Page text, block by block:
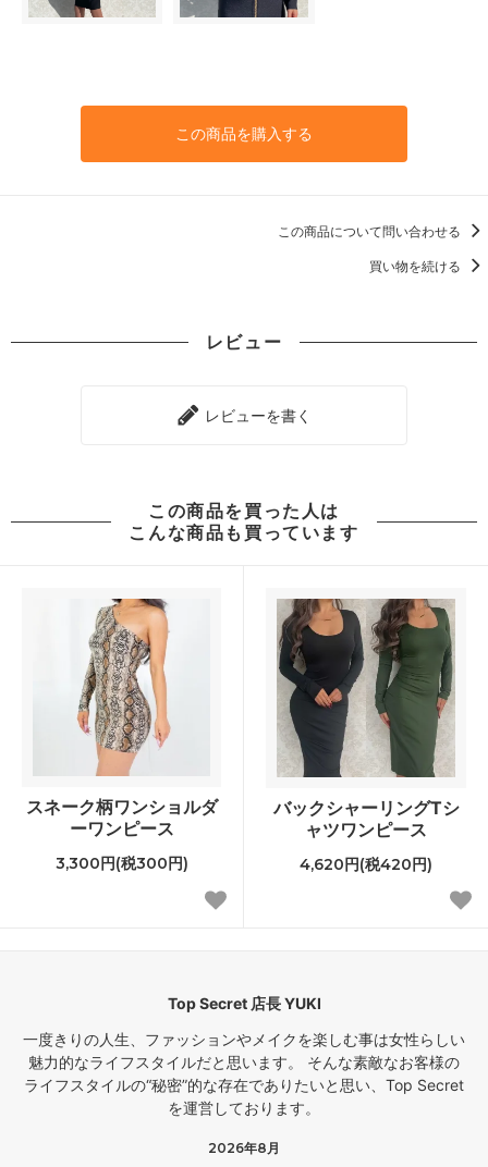
この商品を購入する
この商品について問い合わせる
買い物を続ける
レビュー
レビューを書く
この商品を買った人は
こんな商品も買っています
スネーク柄ワンショルダ
ーワンピース
3,300円(税300円)
バックシャーリングTシ
ャツワンピース
4,620円(税420円)
Top Secret 店長 YUKI
一度きりの人生、ファッションやメイクを楽しむ事は女性らしい
魅力的なライフスタイルだと思います。 そんな素敵なお客様の
ライフスタイルの“秘密”的な存在でありたいと思い、Top Secret
を運営しております。
2026年8月